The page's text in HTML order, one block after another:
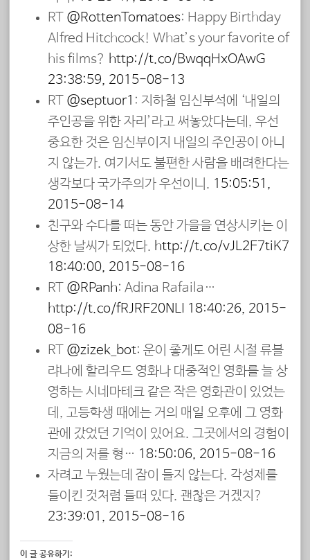
RT @RottenTomatoes: Happy Birthday
Alfred Hitchcock! What’s your favorite of
his films? http://t.co/BwqqHxOAwG
23:38:59, 2015-08-13
RT @septuor1 : 지하철 임신부석에 ‘내일의
주인공을 위한 자리’라고 써놓았다는데, 우선
중요한 것은 임신부이지 내일의 주인공이 아니
지 않는가. 여기서도 불편한 사람을 배려한다는
생각보다 국가주의가 우선이니. 15:05:51,
2015-08-14
친구와 수다를 떠는 동안 가을을 연상시키는 이
상한 날씨가 되었다. http://t.co/vJL2E7tiK7
18:40:00, 2015-08-16
RT @RPanh: Adina Rafaila…
http://t.co/fRJRE20NLI 18:40:26, 2015-
08-16
RT @zizek_bot: 운이 좋게도 어린 시절 류블
랴나에 할리우드 영화나 대중적인 영화를 늘 상
영하는 시네마테크 같은 작은 영화관이 있었는
데, 고등학생 때에는 거의 매일 오후에 그 영화
관에 갔었던 기억이 있어요. 그곳에서의 경험이
지금의 저를 형… 18:50:06, 2015-08-16
자려고 누웠는데 잠이 들지 않는다. 각성제를
들이킨 것처럼 들떠 있다. 괜찮은 거겠지?
23:39:01, 2015-08-16
이 글 공유하기: